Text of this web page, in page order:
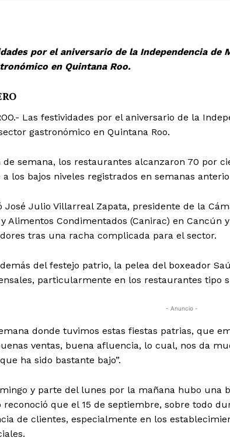
por el aniversario de la Independencia de
en Quintana Roo.
Las festividades por el aniversario de la
gastronómico en Quintana Roo.
semana, los restaurantes alcanzaron 70 por
los bajos niveles registrados en semanas
José Julio Villarreal Zapata, presidente de la
Alimentos Condimentados (Canirac) en Cancún
tras una racha complicada para el sector.
del festejo patrio, la pelea del boxeador
particularmente en los restaurantes tipo
- Anuncio -
donde tuvimos estas fiestas patrias, que
ventas, buena afluencia, lo cual, nos da
ha sido bastante bajo”.
y parte del lunes por la mañana hubo una
que el 15 de septiembre, sobre todo
de clientes, especialmente en los